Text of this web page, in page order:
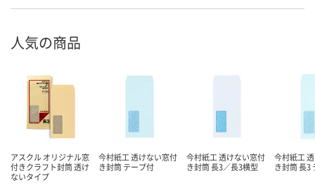
人気の商品
アスクル オリジナル窓
付きクラフト封筒 透け
ないタイプ
今村紙工 透けない窓付
き封筒 テープ付
今村紙工 透けない窓付
き封筒 長3／長3横型
今村紙工
き封筒 長3